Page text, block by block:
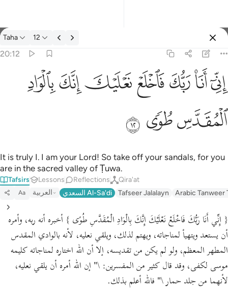
Tafsir: Taha 20:12
Taha 12
20:12
اني انا ربك فاخلع نعليك انك بالواد المقدس طوى ١٢
إِنِّىٓ أَنَا۠ رَبُّكَ فَٱخْلَعْ نَعْلَيْكَ ۖ إِنَّكَ بِٱلْوَادِ ٱلْمُقَدَّسِ طُوًۭى ١٢
ﲺﲻﲼﲽﲾﲿﳀ
ﳁﳂ ﳃ
It is truly I. I am your Lord! So take off your sandals, for you
are in the sacred valley of Ṭuwa.
Tafsirs Lessons Reflections Qira'at
Aa العربية السعدي Al-Sa'di Tafseer Jalalayn Arabic Tanweer
{ إِنِّي أَنَا رَبُّكَ فَاخْلَعْ نَعْلَيْكَ إِنَّكَ بِالْوَادِ الْمُقَدَّسِ طُوًى } أخبره أنه ربه، وأمره
أن يستعد ويتهيأ لمناجاته، ويهتم لذلك، ويلقي نعليه، لأنه بالوادي المقدس
المطهر المعظم، ولو لم يكن من تقديسه، إلا أن الله اختاره لمناجاته كليمه
موسى لكفى، وقد قال كثير من المفسرين: \" إن الله أمره أن يلقي نعليه،
لأنهما من جلد حمار \" فالله أعلم بذلك.